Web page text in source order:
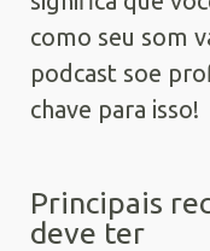
como seu som
podcast soe
chave para isso!
Principais
deve ter